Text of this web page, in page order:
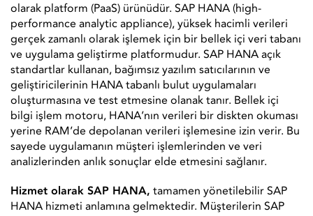
olarak platform (PaaS) ürünüdür. SAP HANA (high-
performance analytic appliance), yüksek hacimli verileri
gerçek zamanlı olarak işlemek için bir bellek içi veri tabanı
ve uygulama geliştirme platformudur. SAP HANA açık
standartlar kullanan, bağımsız yazılım satıcılarının ve
geliştiricilerinin HANA tabanlı bulut uygulamaları
oluşturmasına ve test etmesine olanak tanır. Bellek içi
bilgi işlem motoru, HANA’nın verileri bir diskten okuması
yerine RAM’de depolanan verileri işlemesine izin verir. Bu
sayede uygulamanın müşteri işlemlerinden ve veri
analizlerinden anlık sonuçlar elde etmesini sağlanır.
Hizmet olarak SAP HANA, tamamen yönetilebilir SAP
HANA hizmeti anlamına gelmektedir. Müşterilerin SAP